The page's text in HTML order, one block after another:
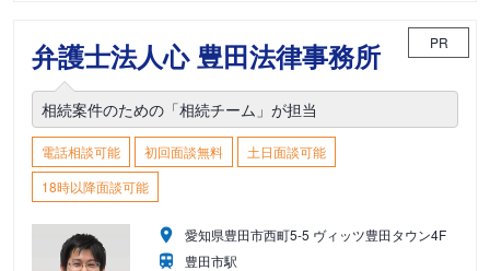
弁護士法人心 豊田法律事務所 PR
相続案件のための「相続チーム」が担当
電話相談可能 初回面談無料
土日面談可能
18時以降面談可能
愛知県豊田市西町5-5 ヴィッツ豊田タウン4F
豊田市駅